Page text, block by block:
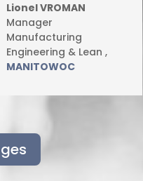
Lionel VROMAN
Manager
Manufacturing
Engineering & Lean ,
MANITOWOC